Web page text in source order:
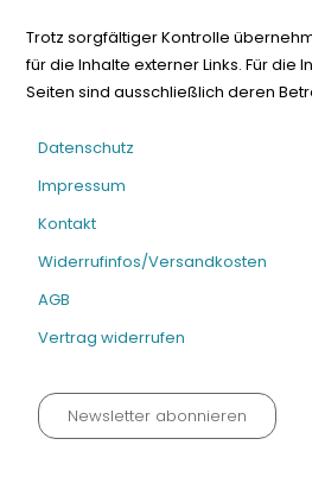
Trotz sorgfältiger Kontrolle
für die Inhalte externer Links. Für die
Seiten sind ausschließlich deren
Datenschutz
Impressum
Kontakt
Widerrufinfos/Versandkosten
AGB
Vertrag widerrufen
Newsletter abonnieren